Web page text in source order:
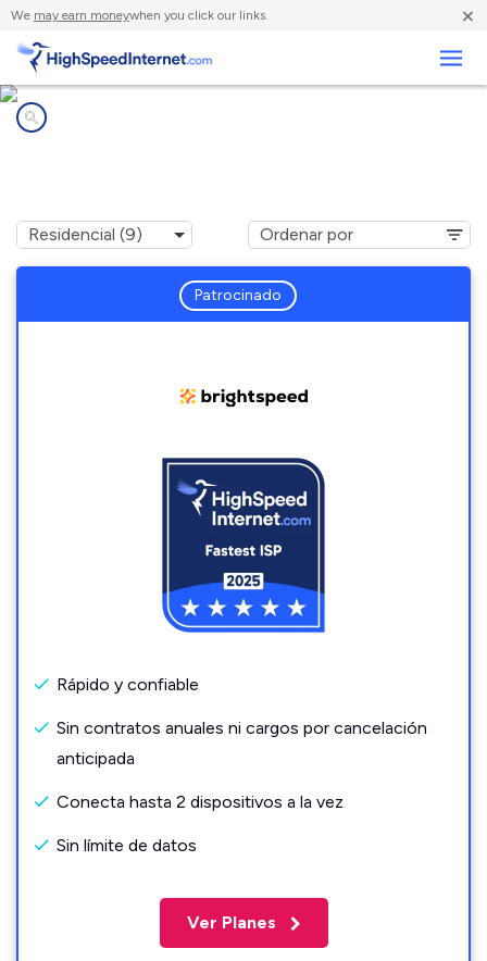
We may earn moneywhen you click our links. ×
Patrocinado
Rápido y confiable
Sin contratos anuales ni cargos por cancelación
anticipada
Conecta hasta 2 dispositivos a la vez
Sin límite de datos
Ver Planes